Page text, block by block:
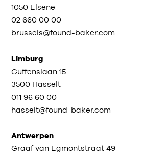
1050 Elsene
02 660 00 00
brussels@found-baker.com
Limburg
Guffenslaan 15
3500 Hasselt
011 96 60 00
hasselt@found-baker.com
Antwerpen
Graaf van Egmontstraat 49